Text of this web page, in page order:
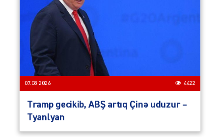
07.08.2026 4422
Tramp gecikib, ABŞ artıq Çinə uduzur –
Tyanlyan